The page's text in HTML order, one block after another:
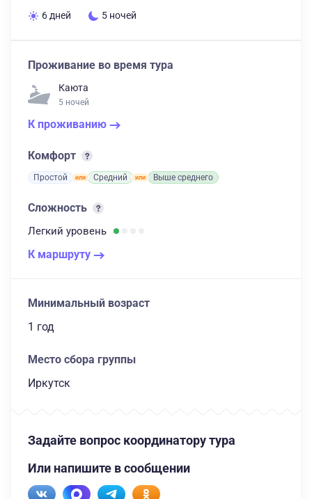
6 дней 5 ночей
Проживание во время тура
Каюта
5 ночей
К проживанию
Комфорт
Простой Средний Выше среднего
Сложность
Легкий уровень
К маршруту
Минимальный возраст
1 год
Место сбора группы
Иркутск
Задайте вопрос координатору тура
Или напишите в сообщении